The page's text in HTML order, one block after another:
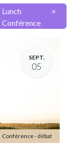
Lunch
Conférence
×
SEPT.
05
Conférence - débat